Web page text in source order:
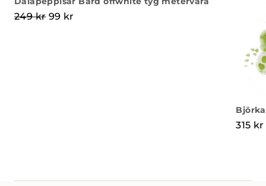
249kr Det ursprungliga priset var: 249 kr.
99 kr
315 kr